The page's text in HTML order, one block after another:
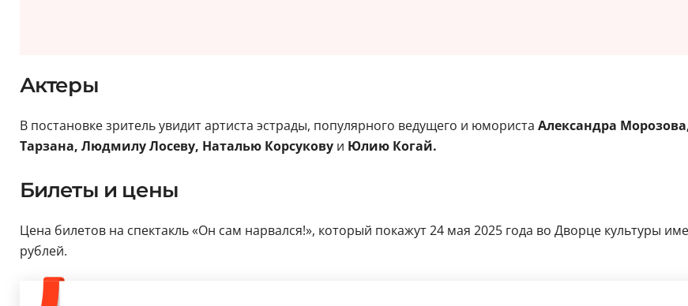
Актеры
В постановке зритель увидит артиста эстрады, популярного ведущего и юмориста Александра
Тарзана, Людмилу Лосеву, Наталью Корсукову и Юлию Когай.
Билеты и цены
Цена билетов на спектакль «Он сам нарвался!», который покажут 24 мая 2025 года во Дворце культуры
рублей.